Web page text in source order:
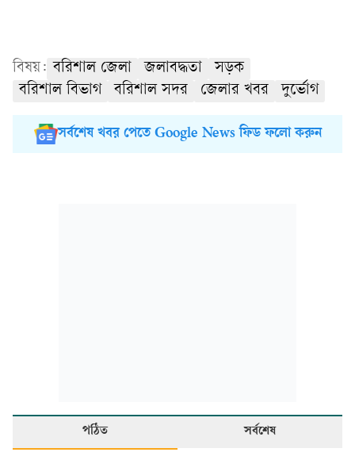
বিষয়: বরিশাল জেলা জলাবদ্ধতা
সড়ক
বরিশাল বিভাগ
বরিশাল সদর জেলার খবর দুর্ভোগ
সর্বশেষ খবর পেতে Google News ফিড ফলো করুন
পঠিত সর্বশেষ